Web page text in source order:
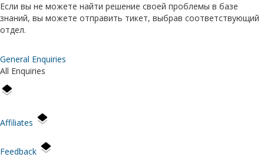
Если вы не можете найти решение своей проблемы в базе
знаний, вы можете отправить тикет, выбрав соответствующий
отдел.
General Enquiries
All Enquiries
Affiliates
Feedback